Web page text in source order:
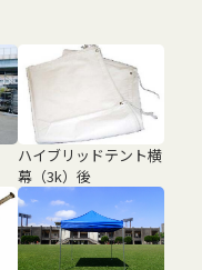
ハイブリッドテント横
幕（3k）後